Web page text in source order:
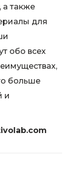
а также
для
обо всех
больше
и